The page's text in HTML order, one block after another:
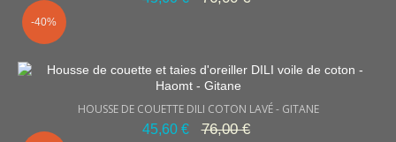
HOUSSE DE COUETTE DILI COTON LAVÉ - GITANE
45,60 €
76,00 €
-40%